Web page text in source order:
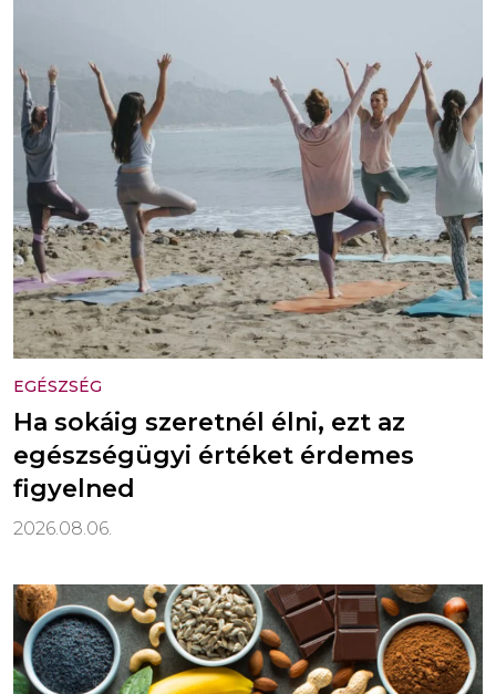
EGÉSZSÉG
Ha sokáig szeretnél élni, ezt az
egészségügyi értéket érdemes
figyelned
2026.08.06.